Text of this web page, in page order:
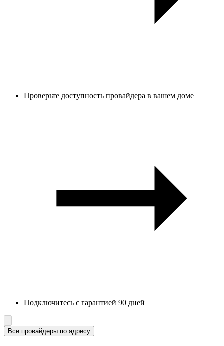
Проверьте доступность провайдера в вашем доме
Подключитесь с гарантией 90 дней
Все провайдеры по адресу